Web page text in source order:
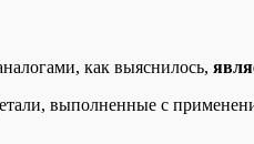
как выяснилось,
выполненные с